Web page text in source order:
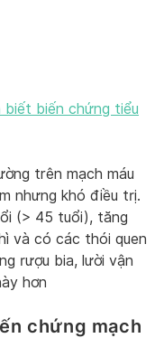
biết biến chứng tiểu
trên mạch máu
nhưng khó điều trị.
(> 45 tuổi), tăng
và có các thói quen
rượu bia, lười vận
hơn
chứng mạch